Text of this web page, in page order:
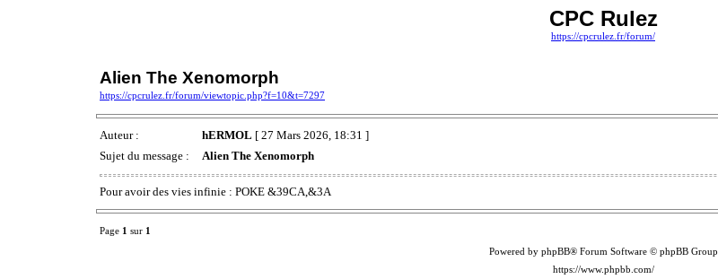
CPC Rulez
https://cpcrulez.fr/forum/
Alien The Xenomorph
https://cpcrulez.fr/forum/viewtopic.php?f=10&t=7297
Auteur : hERMOL [ 27 Mars 2026, 18:31 ]
Sujet du message :
Alien The Xenomorph
Pour avoir des vies infinie : POKE &39CA,&3A
Page 1 sur 1
Powered by phpBB® Forum Software © phpBB Group
https://www.phpbb.com/